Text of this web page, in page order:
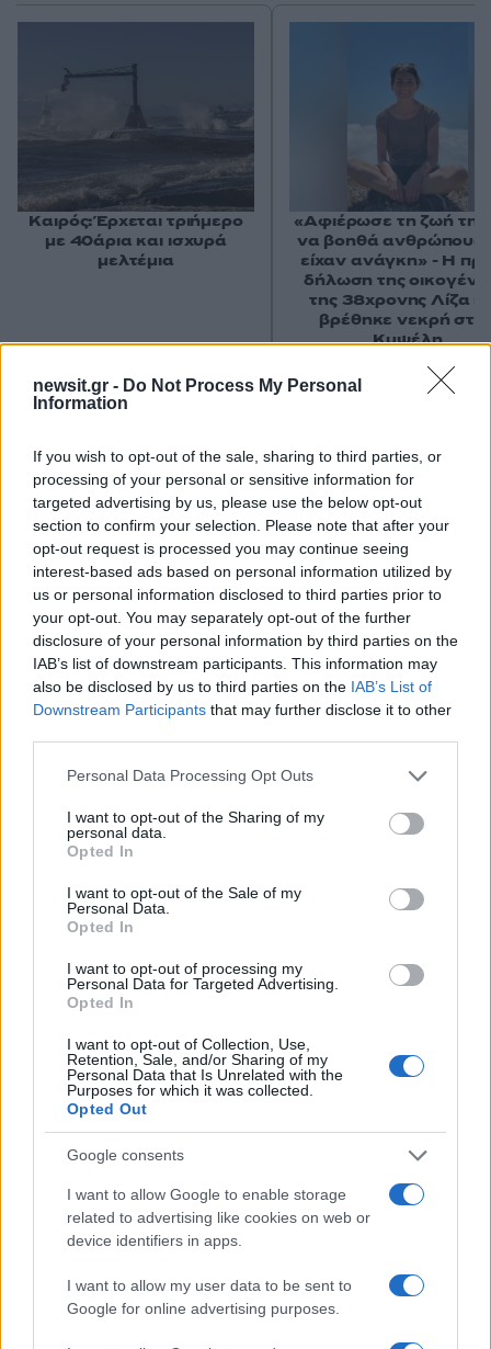
newsit.gr - Do Not Process My Personal
Information
If you wish to opt-out of the sale, sharing to third parties, or
processing of your personal or sensitive information for
targeted advertising by us, please use the below opt-out
section to confirm your selection. Please note that after your
opt-out request is processed you may continue seeing
interest-based ads based on personal information utilized by
us or personal information disclosed to third parties prior to
your opt-out. You may separately opt-out of the further
disclosure of your personal information by third parties on the
IAB’s list of downstream participants. This information may
also be disclosed by us to third parties on the IAB’s List of
Downstream Participants that may further disclose it to other
Please note that this website/app uses one or more Google
not limited to your visit or usage behaviour. You may click to
grant or deny consent to Google and its third-party tags to
use your data for below specified purposes in below Google
consent section.
Personal Data Processing Opt Outs
I want to opt-out of the Sharing of my
personal data.
Opted In
I want to opt-out of the Sale of my
Personal Data.
Opted In
I want to opt-out of processing my
Personal Data for Targeted Advertising.
Opted In
I want to opt-out of Collection, Use,
Retention, Sale, and/or Sharing of my
Personal Data that Is Unrelated with the
Purposes for which it was collected.
Opted Out
Google consents
I want to allow Google to enable storage
related to advertising like cookies on web or
device identifiers in apps.
I want to allow my user data to be sent to
Google for online advertising purposes.
Σχόλια
Σχολίασε εδώ
50 /50
2000 /2000
Υποβολή σχολίου
Όροι Χρήσης. Το site προστατεύεται από reCAPTCHA, ισχύουν
Πολιτική Απορρήτου
Κόσμος
ΔΟΛΟΦΟΝΙΑ
ΜΕΛΒΟΥΡΝΗ
Ακολουθήστε το Νewsit.gr στο
τελευταία νέατης ημέρας
Καιρός: Έρχεται τριήμερο
με 40άρια και ισχυρά
μελτέμια
«Αφιέρωσε τη ζωή της
να βοηθά ανθρώπους
είχαν ανάγκη» - Η
δήλωση της
της 38χρονης Λίζα
βρέθηκε νεκρή
Κυψέλη
Πιο δημοφιλή
Έφυγαν οι συνεργάτες, μένει η Μαρία
Καρυστιανού - Η επόμενη μέρα για την
«Ελπίδα για τη Δημοκρατία»
Σαμοθράκη: «Μαμά νόμιζες ότι δε θα σε